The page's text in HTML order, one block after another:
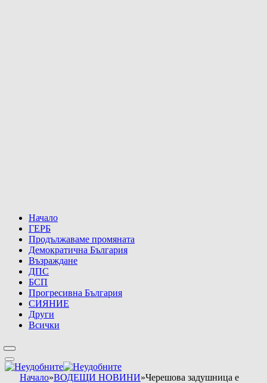
Начало
ГЕРБ
Продължаваме промяната
Демократична България
Възраждане
ДПС
БСП
Прогресивна България
СИЯНИЕ
Други
Всички
Начало»ВОДЕЩИ НОВИНИ»Черешова задушница е